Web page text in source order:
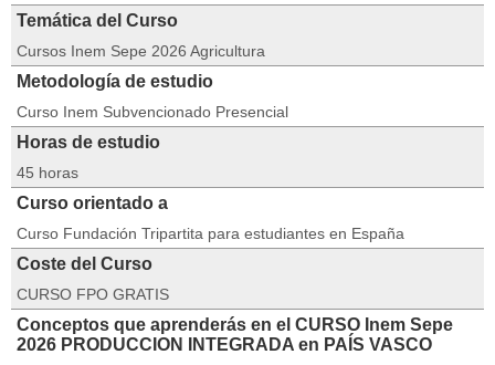
Temática del Curso
Cursos Inem Sepe 2026 Agricultura
Metodología de estudio
Curso Inem Subvencionado Presencial
Horas de estudio
45 horas
Curso orientado a
Curso Fundación Tripartita para estudiantes en España
Coste del Curso
CURSO FPO GRATIS
Conceptos que aprenderás en el CURSO Inem Sepe
2026 PRODUCCION INTEGRADA en PAÍS VASCO